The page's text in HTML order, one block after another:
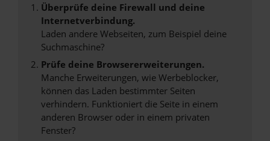
Überprüfe deine Firewall und deine
Internetverbindung.
Laden andere Webseiten, zum Beispiel deine
Suchmaschine?
Prüfe deine Browsererweiterungen.
Manche Erweiterungen, wie Werbeblocker,
können das Laden bestimmter Seiten
verhindern. Funktioniert die Seite in einem
anderen Browser oder in einem privaten
Fenster?